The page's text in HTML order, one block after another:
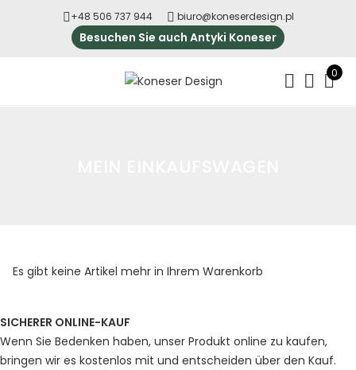
+48 506 737 944 biuro@koneserdesign.pl
Besuchen Sie auch Antyki Koneser
0
Es gibt keine Artikel mehr in Ihrem Warenkorb
SICHERER ONLINE-KAUF
Wenn Sie Bedenken haben, unser Produkt online zu kaufen,
bringen wir es kostenlos mit und entscheiden über den Kauf.